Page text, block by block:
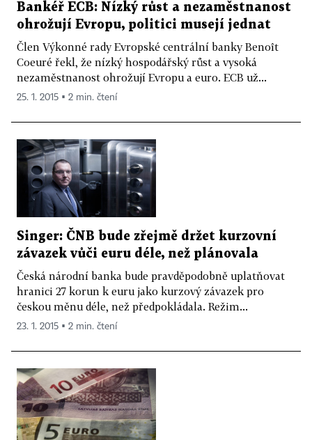
Bankéř ECB: Nízký růst a nezaměstnanost
ohrožují Evropu, politici musejí jednat
Člen Výkonné rady Evropské centrální banky Benoît
Coeuré řekl, že nízký hospodářský růst a vysoká
nezaměstnanost ohrožují Evropu a euro. ECB už...
25. 1. 2015 ▪ 2 min. čtení
Singer: ČNB bude zřejmě držet kurzovní
závazek vůči euru déle, než plánovala
Česká národní banka bude pravděpodobně uplatňovat
hranici 27 korun k euru jako kurzový závazek pro
českou měnu déle, než předpokládala. Režim...
23. 1. 2015 ▪ 2 min. čtení